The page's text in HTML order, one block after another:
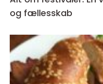
og fællesskab